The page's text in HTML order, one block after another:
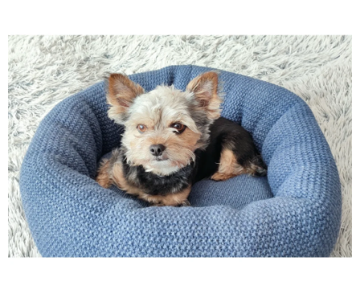
DOMÁCI WELLNESS
PRE VTÁKY
DARČEKOVÝ POUKAZ
Náš príbeh od začiatku Doprava Kontakt
Blog
Hodnotenie obchodu
Obchodné podmienky
Vrátenie, výmena tovaru
Pravidlá súťaží na Facebooku